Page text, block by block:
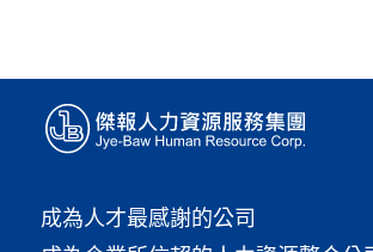
成為人才最感謝的公司